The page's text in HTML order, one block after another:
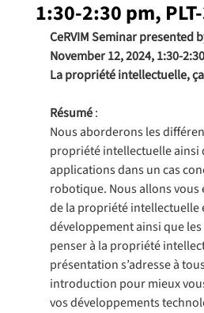
1:30-2:30 pm,
CeRVIM Seminar presented
November 12, 2024, 1:30-
La propriété intellectuelle,
Résumé :
Nous aborderons les
propriété intellectuelle ainsi
applications dans un cas
robotique. Nous allons vous
de la propriété intellectuelle
développement ainsi que
penser à la propriété
présentation s’adresse à
introduction pour mieux
vos développements